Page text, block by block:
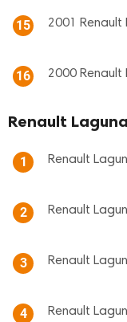
15 2001 Renault
16 2000 Renault
Renault
1 Renault
2 Renault
3 Renault
4 Renault